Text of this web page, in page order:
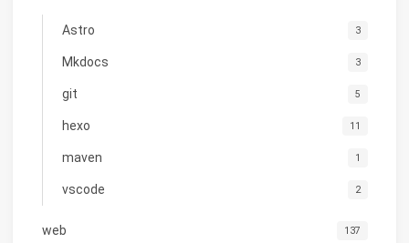
Astro 3
Mkdocs 3
git 5
hexo 11
maven 1
vscode 2
web 137